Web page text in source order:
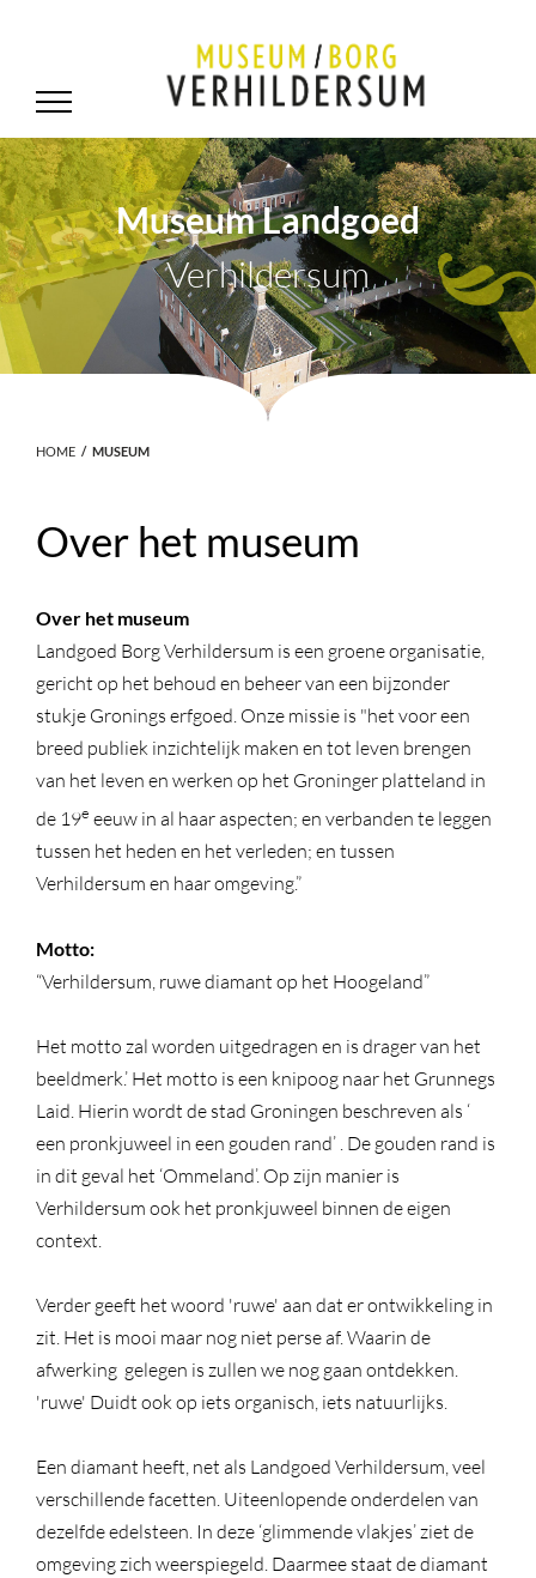
Museum Landgoed
Verhildersum
.
HOME MUSEUM
Over het museum
Over het museum
Landgoed Borg Verhildersum is een groene organisatie,
gericht op het behoud en beheer van een bijzonder
stukje Gronings erfgoed. Onze missie is "het voor een
breed publiek inzichtelijk maken en tot leven brengen
van het leven en werken op het Groninger platteland in
de 19e eeuw in al haar aspecten; en verbanden te leggen
tussen het heden en het verleden; en tussen
Verhildersum en haar omgeving.”
Motto:
“Verhildersum, ruwe diamant op het Hoogeland”
Het motto zal worden uitgedragen en is drager van het
beeldmerk.’ Het motto is een knipoog naar het Grunnegs
Laid. Hierin wordt de stad Groningen beschreven als ‘
een pronkjuweel in een gouden rand’ . De gouden rand is
in dit geval het ‘Ommeland’. Op zijn manier is
Verhildersum ook het pronkjuweel binnen de eigen
context.
Verder geeft het woord 'ruwe' aan dat er ontwikkeling in
zit. Het is mooi maar nog niet perse af. Waarin de
afwerking gelegen is zullen we nog gaan ontdekken.
'ruwe' Duidt ook op iets organisch, iets natuurlijks.
Een diamant heeft, net als Landgoed Verhildersum, veel
verschillende facetten. Uiteenlopende onderdelen van
dezelfde edelsteen. In deze ‘glimmende vlakjes’ ziet de
omgeving zich weerspiegeld. Daarmee staat de diamant